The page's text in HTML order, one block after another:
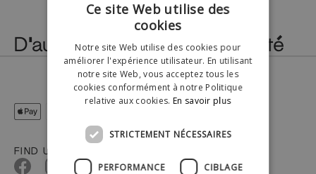
D'autres ont également acheté
FIND US
Ce site Web utilise des
cookies
Notre site Web utilise des cookies pour
améliorer l'expérience utilisateur. En utilisant
notre site Web, vous acceptez tous les
cookies conformément à notre Politique
relative aux cookies.En savoir plus
STRICTEMENT NÉCESSAIRES
PERFORMANCE CIBLAGE